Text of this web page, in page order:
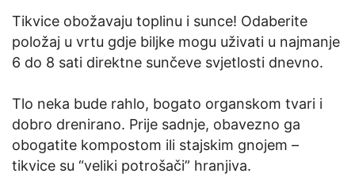
Tikvice obožavaju toplinu i sunce! Odaberite
položaj u vrtu gdje biljke mogu uživati u najmanje
6 do 8 sati direktne sunčeve svjetlosti dnevno.
Tlo neka bude rahlo, bogato organskom tvari i
dobro drenirano. Prije sadnje, obavezno ga
obogatite kompostom ili stajskim gnojem –
tikvice su “veliki potrošači” hranjiva.